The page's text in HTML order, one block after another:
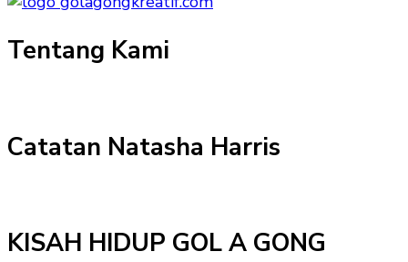
Tentang Kami
Catatan Natasha Harris
KISAH HIDUP GOL A GONG